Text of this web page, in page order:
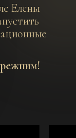
Елены